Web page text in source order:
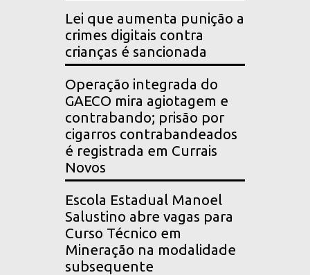
Lei que aumenta punição a
crimes digitais contra
crianças é sancionada
Operação integrada do
GAECO mira agiotagem e
contrabando; prisão por
cigarros contrabandeados
é registrada em Currais
Novos
Escola Estadual Manoel
Salustino abre vagas para
Curso Técnico em
Mineração na modalidade
subsequente